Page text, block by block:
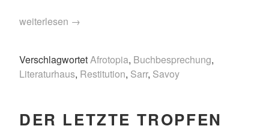
„Afrotopia“
weiterlesen →
Verschlagwortet Afrotopia, Buchbesprechung,
Literaturhaus, Restitution, Sarr, Savoy
DER LETZTE TROPFEN